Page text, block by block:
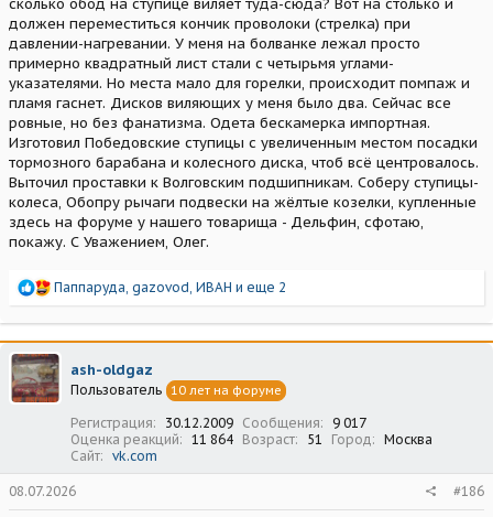
должен переместиться кончик проволоки (стрелка) при
давлении-нагревании. У меня на болванке лежал просто
примерно квадратный лист стали с четырьмя углами-
указателями. Но места мало для горелки, происходит помпаж и
пламя гаснет. Дисков виляющих у меня было два. Сейчас все
ровные, но без фанатизма. Одета бескамерка импортная.
Изготовил Победовские ступицы с увеличенным местом посадки
тормозного барабана и колесного диска, чтоб всё центровалось.
Выточил проставки к Волговским подшипникам. Соберу ступицы-
колеса, Обопру рычаги подвески на жёлтые козелки, купленные
здесь на форуме у нашего товарища - Дельфин, сфотаю,
покажу. С Уважением, Олег.
Р
а
к
ц
и
и
Паппаруда gazovod ИВАН и еще 2
ash-oldgaz
Пользователь 10 лет на форуме
Регистрация 30.12.2009 Сообщения
9 017
Оценка реакций
11 864 Возраст 51 Город
Москва
Сайт
vk.com
08.07.2026 #186